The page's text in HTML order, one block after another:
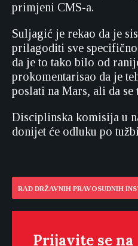
primjeni CMS-a.
Suljagić je rekao da je
prilagoditi sve
da je to tako bilo od
prokomentarisao da je
poslati na Mars, ali da se
Disciplinska komisija u
donijet će odluku po
RAD DRŽAVNIH PRAVOSUDNIH
Prijavite se na